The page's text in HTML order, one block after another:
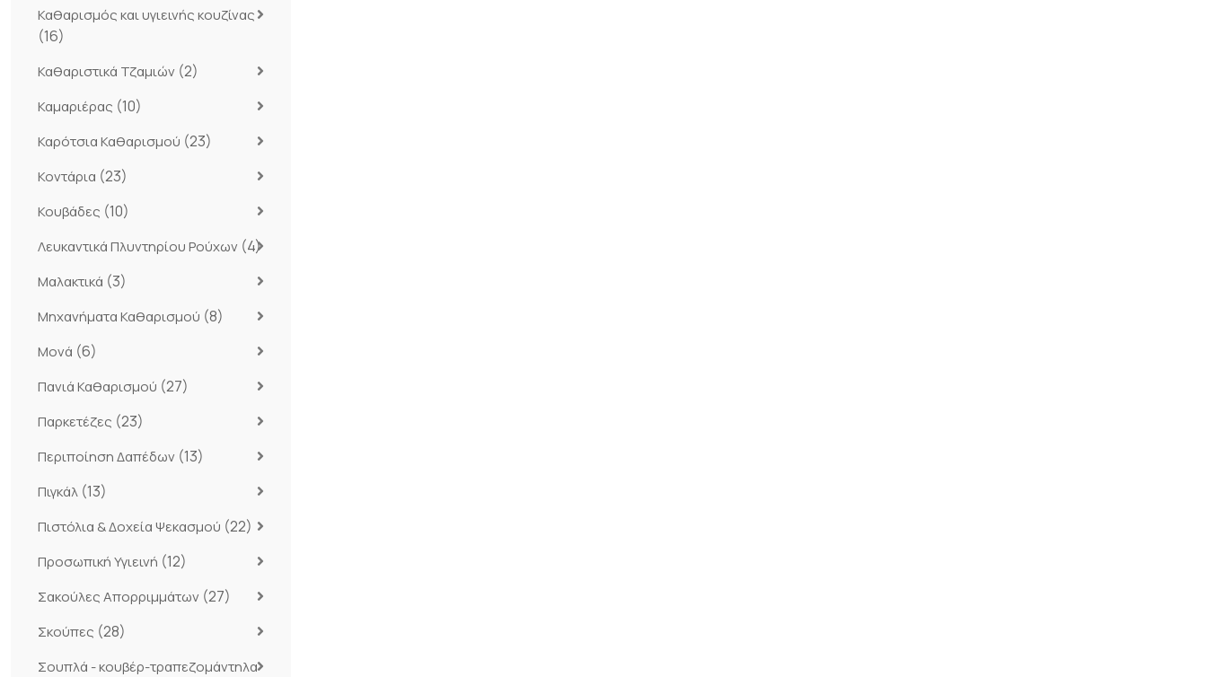
Καθαρισμός και υγιεινής κουζίνας
(16)
Καθαριστικά Τζαμιών (2)
Καμαριέρας (10)
Καρότσια Καθαρισμού (23)
Κοντάρια (23)
Κουβάδες (10)
Λευκαντικά Πλυντηρίου Ρούχων (4)
Μαλακτικά (3)
Μηχανήματα Καθαρισμού (8)
Μονά (6)
Πανιά Καθαρισμού (27)
Παρκετέζες (23)
Περιποίηση Δαπέδων (13)
Πιγκάλ (13)
Πιστόλια & Δοχεία Ψεκασμού (22)
Προσωπική Υγιεινή (12)
Σακούλες Απορριμμάτων (27)
Σκούπες (28)
Σουπλά - κουβέρ-τραπεζομάντηλα